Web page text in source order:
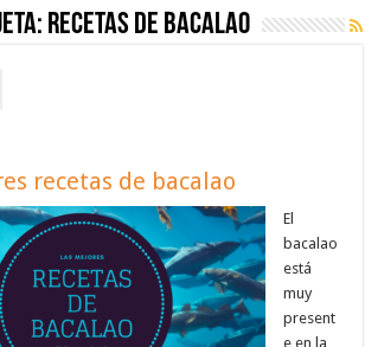
recetas de bacalao
recetas de bacalao
El
bacalao
está
muy
present
e en la